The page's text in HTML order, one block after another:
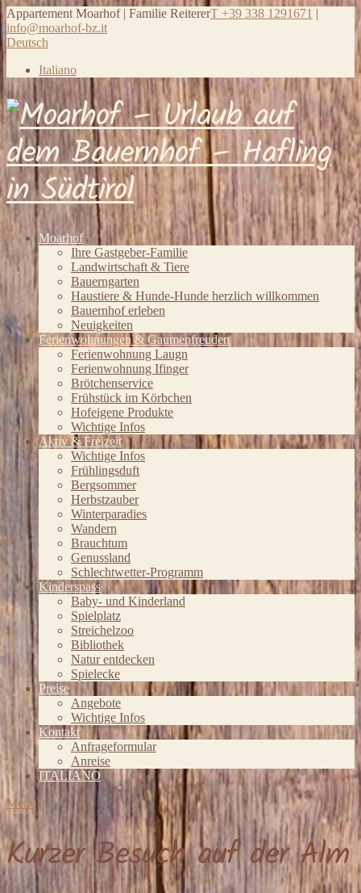
Appartement Moarhof | Familie ReitererT +39 338 1291671 |
info@moarhof-bz.it
Deutsch
Italiano
Moarhof
Ihre Gastgeber-Familie
Landwirtschaft & Tiere
Bauerngarten
Haustiere & Hunde-Hunde herzlich willkommen
Bauernhof erleben
Neuigkeiten
Ferienwohnungen & Gaumenfreuden
Ferienwohnung Laugn
Ferienwohnung Ifinger
Brötchenservice
Frühstück im Körbchen
Hofeigene Produkte
Wichtige Infos
Aktiv & Freizeit
Wichtige Infos
Frühlingsduft
Bergsommer
Herbstzauber
Winterparadies
Wandern
Brauchtum
Genussland
Schlechtwetter-Programm
Kinderspass
Baby- und Kinderland
Spielplatz
Streichelzoo
Bibliothek
Natur entdecken
Spielecke
Preise
Angebote
Wichtige Infos
Kontakt
Anfrageformular
Anreise
ITALIANO
Menu
Kurzer Besuch auf der Alm